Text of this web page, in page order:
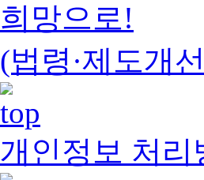
희망으로!
(법령·제도개
개인정보 처리